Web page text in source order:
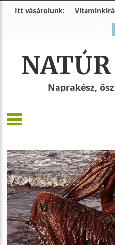
Itt vásárolunk:
Naprakész,